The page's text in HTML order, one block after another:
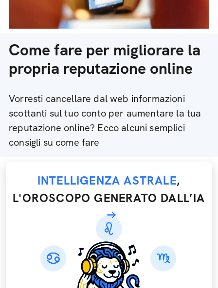
Come fare per migliorare la
propria reputazione online
Vorresti cancellare dal web informazioni
scottanti sul tuo conto per aumentare la tua
reputazione online? Ecco alcuni semplici
consigli su come fare
INTELLIGENZA ASTRALE,
L'OROSCOPO GENERATO DALL’IA